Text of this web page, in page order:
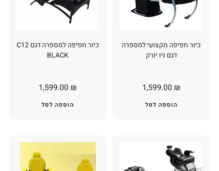
כיור חפיפה למספרה דגם C12
BLACK
1,599.00 ₪
הוספה לסל
כיור חפיפה מקצועי למספרה
דגם ניו יורק
1,599.00 ₪
הוספה לסל